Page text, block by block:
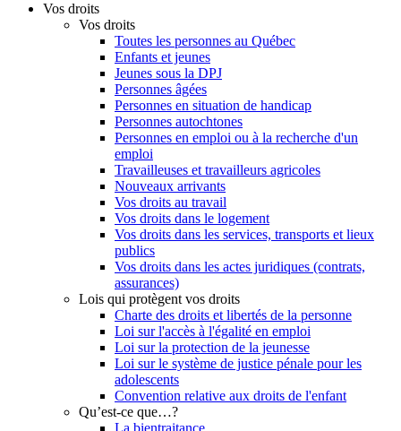
Vos droits
Vos droits
Toutes les personnes au Québec
Enfants et jeunes
Jeunes sous la DPJ
Personnes âgées
Personnes en situation de handicap
Personnes autochtones
Personnes en emploi ou à la recherche d'un
emploi
Travailleuses et travailleurs agricoles
Nouveaux arrivants
Vos droits au travail
Vos droits dans le logement
Vos droits dans les services, transports et lieux
publics
Vos droits dans les actes juridiques (contrats,
assurances)
Lois qui protègent vos droits
Charte des droits et libertés de la personne
Loi sur l'accès à l'égalité en emploi
Loi sur la protection de la jeunesse
Loi sur le système de justice pénale pour les
adolescents
Convention relative aux droits de l'enfant
Qu’est-ce que…?